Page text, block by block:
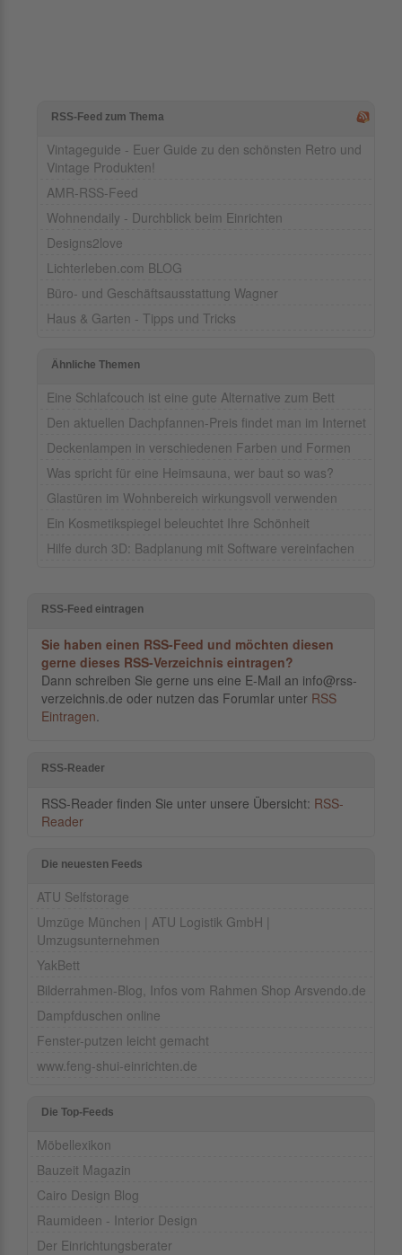
RSS-Feed zum Thema
Vintageguide - Euer Guide zu den schönsten Retro und
Vintage Produkten!
AMR-RSS-Feed
Wohnendaily - Durchblick beim Einrichten
Designs2love
Lichterleben.com BLOG
Büro- und Geschäftsausstattung Wagner
Haus & Garten - Tipps und Tricks
Ähnliche Themen
Eine Schlafcouch ist eine gute Alternative zum Bett
Den aktuellen Dachpfannen-Preis findet man im Internet
Deckenlampen in verschiedenen Farben und Formen
Was spricht für eine Heimsauna, wer baut so was?
Glastüren im Wohnbereich wirkungsvoll verwenden
Ein Kosmetikspiegel beleuchtet Ihre Schönheit
Hilfe durch 3D: Badplanung mit Software vereinfachen
RSS-Feed eintragen
Sie haben einen RSS-Feed und möchten diesen
gerne dieses RSS-Verzeichnis eintragen?
Dann schreiben Sie gerne uns eine E-Mail an info@rss-
verzeichnis.de oder nutzen das Forumlar unter RSS
Eintragen.
RSS-Reader
RSS-Reader finden Sie unter unsere Übersicht: RSS-
Reader
Die neuesten Feeds
ATU Selfstorage
Umzüge München | ATU Logistik GmbH |
Umzugsunternehmen
YakBett
Bilderrahmen-Blog, Infos vom Rahmen Shop Arsvendo.de
Dampfduschen online
Fenster-putzen leicht gemacht
www.feng-shui-einrichten.de
Die Top-Feeds
Möbellexikon
Bauzeit Magazin
Cairo Design Blog
Raumideen - Interior Design
Der Einrichtungsberater